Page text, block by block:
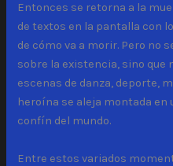
Entonces se retorna a la
de textos en la pantalla con
de cómo va a morir. Pero no
sobre la existencia, sino que
escenas de danza, deporte,
heroína se aleja montada en
confín del mundo.
Entre estos variados